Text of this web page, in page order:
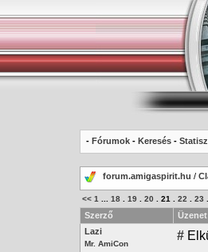
- Fórumok - Keresés -
forum.amigaspirit.hu /
<< 1 18 19 20 21 22 23
Szerző
Üzenet
Lazi
Mr. AmiCon
#